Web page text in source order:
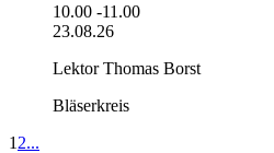
10.00 -11.00
23.08.26
Lektor Thomas Borst
Bläserkreis
1 2...